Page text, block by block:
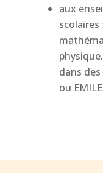
aux
scolaires
dans
ou